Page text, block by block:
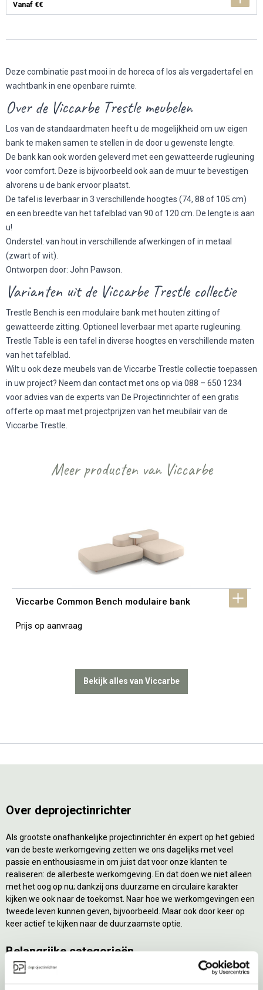
Vanaf €€
Deze combinatie past mooi in de horeca of los als vergadertafel en
wachtbank in ene openbare ruimte.
Over de Viccarbe Trestle meubelen
Los van de standaardmaten heeft u de mogelijkheid om uw eigen
bank te maken samen te stellen in de door u gewenste lengte.
De bank kan ook worden geleverd met een gewatteerde rugleuning
voor comfort. Deze is bijvoorbeeld ook aan de muur te bevestigen
alvorens u de bank ervoor plaatst.
De tafel is leverbaar in 3 verschillende hoogtes (74, 88 of 105 cm)
en een breedte van het tafelblad van 90 of 120 cm. De lengte is aan
u!
Onderstel: van hout in verschillende afwerkingen of in metaal
(zwart of wit).
Ontworpen door: John Pawson.
Varianten uit de Viccarbe Trestle collectie
Trestle Bench is een modulaire bank met houten zitting of
gewatteerde zitting. Optioneel leverbaar met aparte rugleuning.
Trestle Table is een tafel in diverse hoogtes en verschillende maten
van het tafelblad.
Wilt u ook deze meubels van de Viccarbe Trestle collectie toepassen
in uw project? Neem dan contact met ons op via 088 – 650 1234
voor advies van de experts van De Projectinrichter of een gratis
offerte op maat met projectprijzen van het meubilair van de
Viccarbe Trestle.
Meer producten van Viccarbe
Viccarbe Common Bench modulaire bank
Prijs op aanvraag
Bekijk alles van Viccarbe
Over deprojectinrichter
Als grootste onafhankelijke projectinrichter én expert op het gebied
van de beste werkomgeving zetten we ons dagelijks met veel
passie en enthousiasme in om juist dat voor onze klanten te
realiseren: de allerbeste werkomgeving. En dat doen we niet alleen
met het oog op nu; dankzij ons duurzame en circulaire karakter
kijken we ook naar de toekomst. Naar hoe we werkomgevingen een
tweede leven kunnen geven, bijvoorbeeld. Maar ook door keer op
keer actief te kijken naar de duurzaamste optie.
Belangrijke categorieën